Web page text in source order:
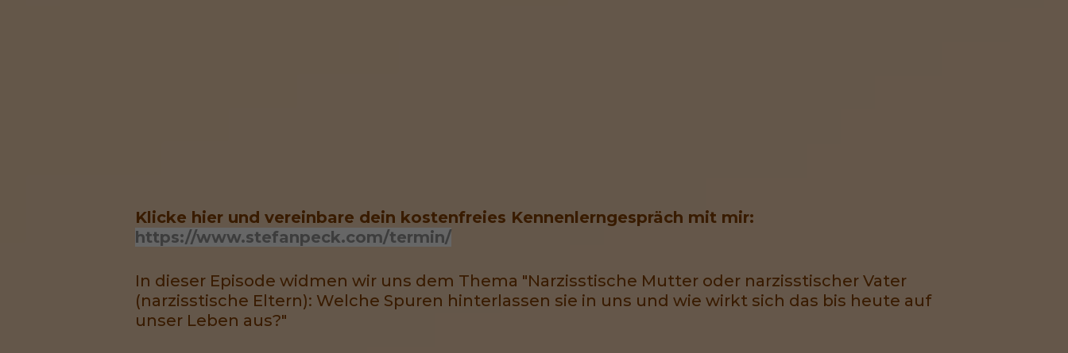
Klicke hier und vereinbare dein kostenfreies Kennenlerngespräch mit mir:
https://www.stefanpeck.com/termin/
In dieser Episode widmen wir uns dem Thema "Narzisstische Mutter oder narzisstischer Vater
(narzisstische Eltern): Welche Spuren hinterlassen sie in uns und wie wirkt sich das bis heute auf
unser Leben aus?"